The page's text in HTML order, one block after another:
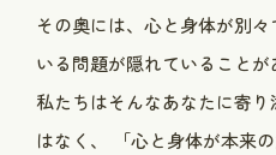
その奥には、心と身体が別
いる問題が隠れていることが
私たちはそんなあなたに寄
はなく、
「心と身体が本来